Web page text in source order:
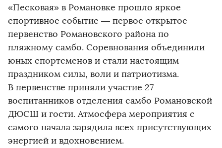
«Песковая» в Романовке прошло яркое
спортивное событие — первое открытое
первенство Романовского района по
пляжному самбо. Соревнования объединили
юных спортсменов и стали настоящим
праздником силы, воли и патриотизма.
В первенстве приняли участие 27
воспитанников отделения самбо Романовской
ДЮСШ и гости. Атмосфера мероприятия с
самого начала зарядила всех присутствующих
энергией и вдохновением.